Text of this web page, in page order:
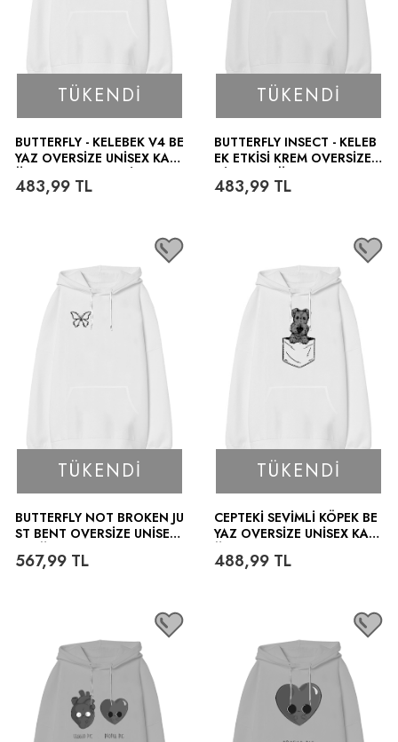
TÜKENDI
BUTTERFLY - KELEBEK V4 BE
YAZ OVERSIZE UNISEX KAP
483,99 TL
TÜKENDI
BUTTERFLY INSECT - KELEB
EK ETKISI KREM OVERSIZE U
HIRT
483,99 TL
TÜKENDI
BUTTERFLY NOT BROKEN JU
ST BENT OVERSIZE UNISEX
567,99 TL
TÜKENDI
CEPTEKI SEVIMLI KÖPEK BE
YAZ OVERSIZE UNISEX KAP
488,99 TL